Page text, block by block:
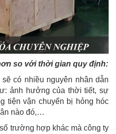
so với thời gian quy định:
có nhiều nguyên nhân dẫn
ảnh hưởng của thời tiết, sự
tiện vận chuyển bị hỏng hóc
nào đó,…
trường hợp khác mà công ty